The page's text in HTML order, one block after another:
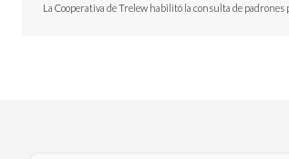
La Cooperativa de Trelew habilitó la consulta de padrones